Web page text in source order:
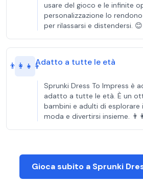
usare del gioco e le infinite
personalizzazione lo
per rilassarsi e distendersi. 😊
👨‍👩‍👧‍👦Adatto a tutte le età
Sprunki Dress To Impress è
adatto a tutte le età. È un
bambini e adulti di esplorare
moda e divertirsi insieme.
Gioca subito a Sprunki